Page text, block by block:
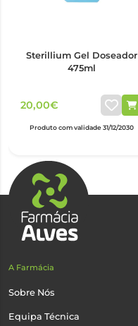
Sterillium Gel Doseador
475ml
20,00€
Produto com validade 31/12/2030
A Farmácia
Sobre Nós
Equipa Técnica